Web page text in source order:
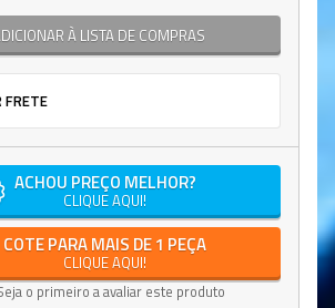
À LISTA DE COMPRAS
FRETE
ACHOU PREÇO MELHOR?
CLIQUE AQUI!
COTE PARA MAIS DE 1 PEÇA
CLIQUE AQUI!
o primeiro a avaliar este produto